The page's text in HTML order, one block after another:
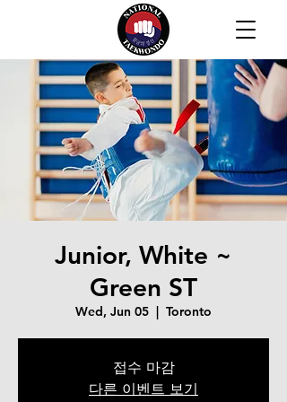
Junior, White ~
Green ST
Wed, Jun 05
  |
Toronto
접수 마감
다른 이벤트 보기